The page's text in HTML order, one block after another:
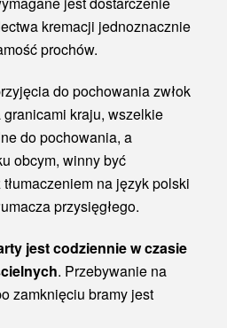
kremacji jednoznacznie
prochów.
do pochowania zwłok
granicami kraju, wszelkie
do pochowania, a
obcym, winny być
na język polski
przysięgłego.
jest codziennie w czasie
. Przebywanie na
zamknięciu bramy jest